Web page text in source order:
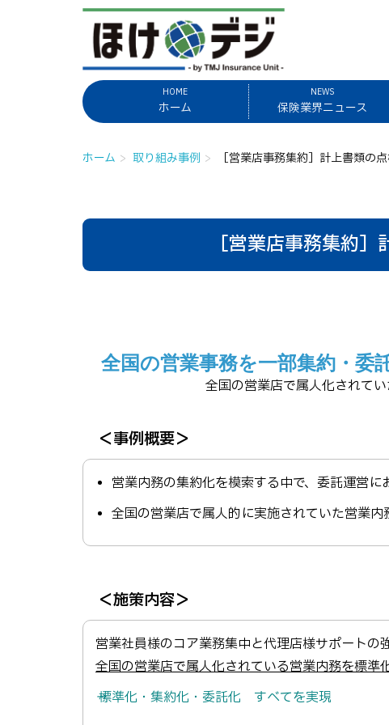
HOME
ホーム
NEWS
保険業界ニュース
ホーム 取り組み事例 ［営業店事務集約］計上書類の
［営業店事務集約
全国の営業事務を一部集約・委
全国の営業店で属人化されて
＜事例概要＞
営業内務の集約化を模索する中で、委託運営
全国の営業店で属人的に実施されていた営業
＜施策内容＞
営業社員様のコア業務集中と代理店様サポートの
全国の営業店で属人化されている営業内務を標
→ 標準化・集約化・委託化 すべてを実現